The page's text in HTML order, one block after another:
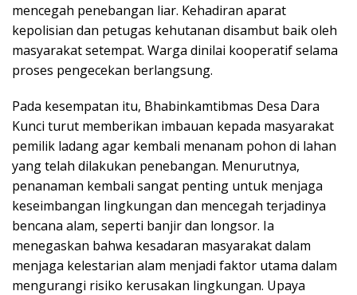
mencegah penebangan liar. Kehadiran aparat
kepolisian dan petugas kehutanan disambut baik oleh
masyarakat setempat. Warga dinilai kooperatif selama
proses pengecekan berlangsung.
Pada kesempatan itu, Bhabinkamtibmas Desa Dara
Kunci turut memberikan imbauan kepada masyarakat
pemilik ladang agar kembali menanam pohon di lahan
yang telah dilakukan penebangan. Menurutnya,
penanaman kembali sangat penting untuk menjaga
keseimbangan lingkungan dan mencegah terjadinya
bencana alam, seperti banjir dan longsor. Ia
menegaskan bahwa kesadaran masyarakat dalam
menjaga kelestarian alam menjadi faktor utama dalam
mengurangi risiko kerusakan lingkungan. Upaya